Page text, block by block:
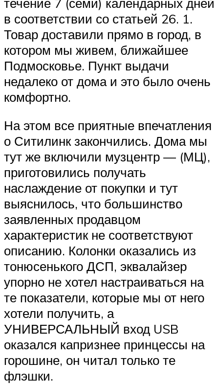
в соответствии со статьей 26. 1.
Товар доставили прямо в город, в
котором мы живем, ближайшее
Подмосковье. Пункт выдачи
недалеко от дома и это было очень
комфортно.
На этом все приятные впечатления
о Ситилинк закончились. Дома мы
тут же включили музцентр — (МЦ),
приготовились получать
наслаждение от покупки и тут
выяснилось, что большинство
заявленных продавцом
характеристик не соответствуют
описанию. Колонки оказались из
тонюсенького ДСП, эквалайзер
упорно не хотел настраиваться на
те показатели, которые мы от него
хотели получить, а
УНИВЕРСАЛЬНЫЙ вход USB
оказался капризнее принцессы на
горошине, он читал только те
флэшки.